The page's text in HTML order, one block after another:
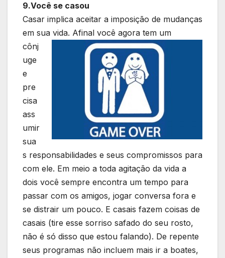
9.Você se casou
Casar implica aceitar a imposição de mudanças
em sua vida. Afinal você agora tem um
cônj
uge
e
pre
cisa
ass
umir
sua
s responsabilidades e seus compromissos para
com ele. Em meio a toda agitação da vida a
dois você sempre encontra um tempo para
passar com os amigos, jogar conversa fora e
se distrair um pouco. E casais fazem coisas de
casais (tire esse sorriso safado do seu rosto,
não é só disso que estou falando). De repente
seus programas não incluem mais ir a boates,